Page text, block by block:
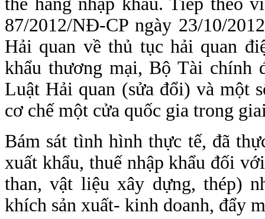
87/2012/NĐ-CP ngày 23/10/
Hải quan về thủ tục hải quan
khẩu thương mại, Bộ Tài chính
Luật Hải quan (sửa đổi) và một
cơ chế một cửa quốc gia trong
Bám sát tình hình thực tế, đã
xuất khẩu, thuế nhập khẩu đối
than, vật liệu xây dựng, thép)
khích sản xuất- kinh doanh, đẩy